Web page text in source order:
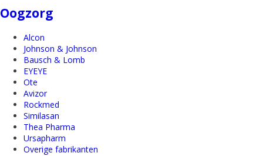
Oogzorg
Alcon
Johnson & Johnson
Bausch & Lomb
EYEYE
Ote
Avizor
Rockmed
Similasan
Thea Pharma
Ursapharm
Overige fabrikanten